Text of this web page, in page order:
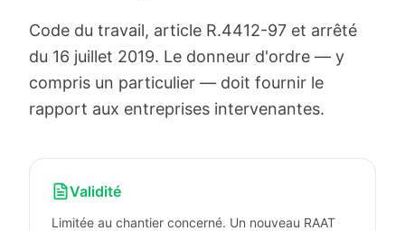
Code du travail, article R.4412-97 et arrêté
du 16 juillet 2019. Le donneur d'ordre — y
compris un particulier — doit fournir le
rapport aux entreprises intervenantes.
Validité
Limitée au chantier concerné. Un nouveau RAAT